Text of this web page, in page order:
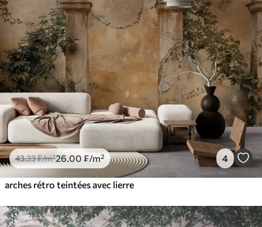
43.33₣/m²26.00 ₣/m² 4
arches rétro teintées avec lierre